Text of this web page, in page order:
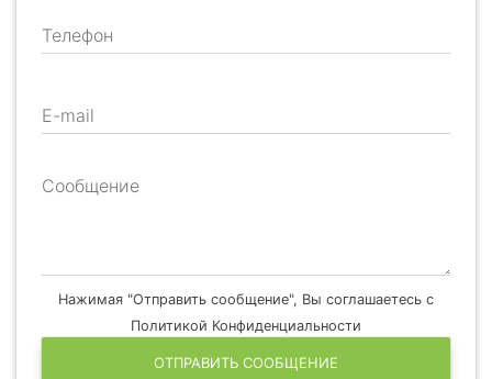
Телефон
E-mail
Сообщение
Нажимая "Отправить сообщение", Вы соглашаетесь с
Политикой Конфиденциальности
ОТПРАВИТЬ СООБЩЕНИЕ